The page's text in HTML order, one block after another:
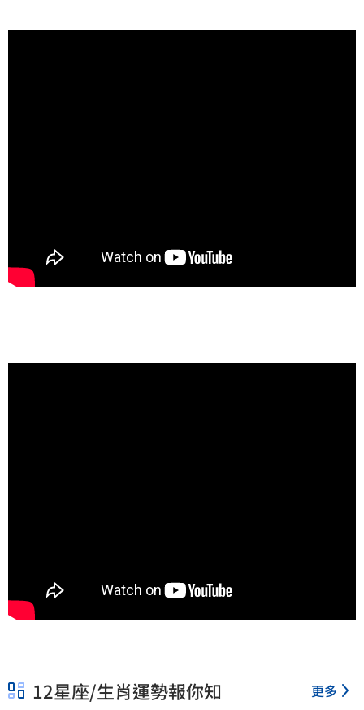
12星座/生肖運勢報你知 更多